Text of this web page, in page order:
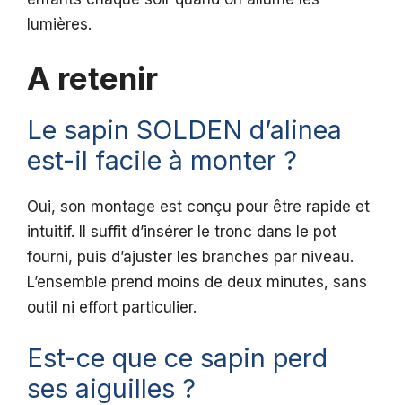
lumières.
A retenir
Le sapin SOLDEN d’alinea
est-il facile à monter ?
Oui, son montage est conçu pour être rapide et
intuitif. Il suffit d’insérer le tronc dans le pot
fourni, puis d’ajuster les branches par niveau.
L’ensemble prend moins de deux minutes, sans
outil ni effort particulier.
Est-ce que ce sapin perd
ses aiguilles ?